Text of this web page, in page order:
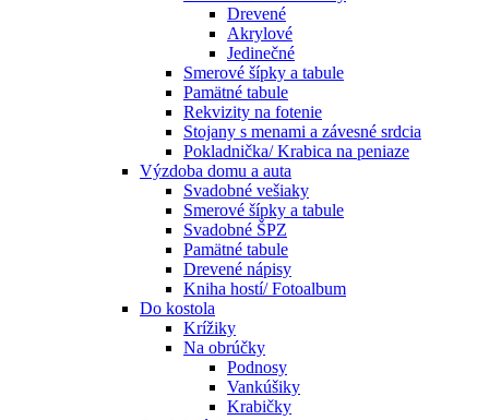
Drevené
Akrylové
Jedinečné
Smerové šípky a tabule
Pamätné tabule
Rekvizity na fotenie
Stojany s menami a závesné srdcia
Pokladnička/ Krabica na peniaze
Výzdoba domu a auta
Svadobné vešiaky
Smerové šípky a tabule
Svadobné ŠPZ
Pamätné tabule
Drevené nápisy
Kniha hostí/ Fotoalbum
Do kostola
Krížiky
Na obrúčky
Podnosy
Vankúšiky
Krabičky